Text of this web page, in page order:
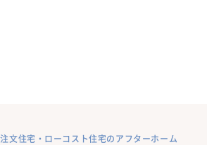
文住宅・ローコスト住宅のアフターホーム